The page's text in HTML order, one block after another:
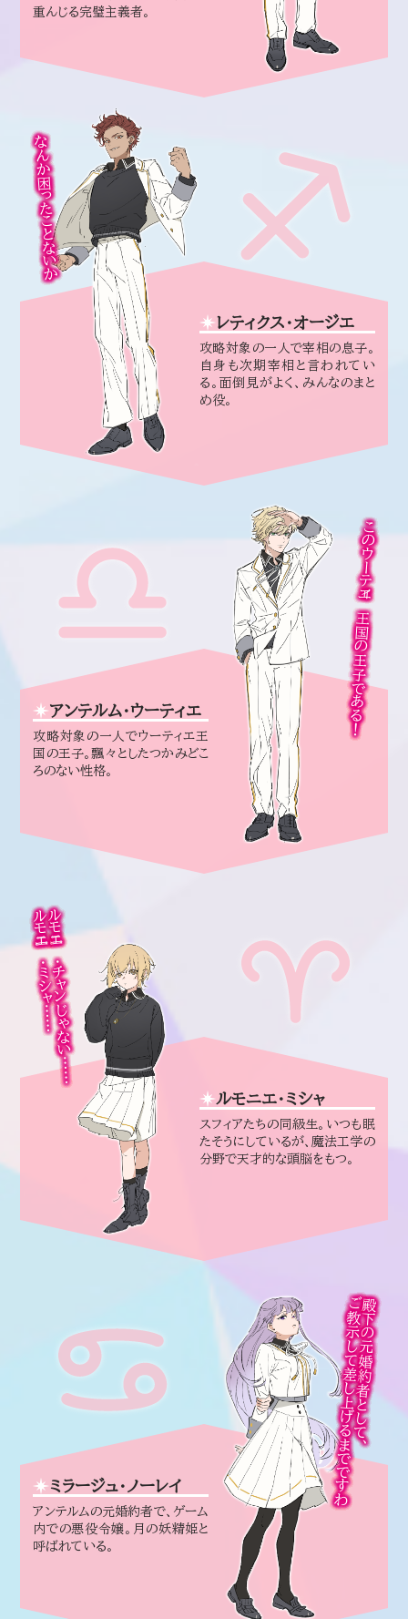
重んじる完璧主義者。
なんか困ったことないか
レティクス・オージエ
攻略対象の一人で宰相の息子。
自身も次期宰相と言われてい
る。面倒見がよく、みんなのまと
め役。
このウーティエ王国の王子である！
アンテルム・ウーティエ
攻略対象の一人でウーティエ王
国の王子。飄々としたつかみどこ
ろのない性格。
ルモニエ・チャンじゃない……
ルモニエ・ミシャ……
ルモニエ・ミシャ
スフィアたちの同級生。いつも眠
たそうにしているが、魔法工学の
分野で天才的な頭脳をもつ。
殿下の元婚約者として、
ご教示して差し上げるまでですわ
ミラージュ・ノーレイ
アンテルムの元婚約者で、ゲーム
内での悪役令嬢。月の妖精姫と
呼ばれている。